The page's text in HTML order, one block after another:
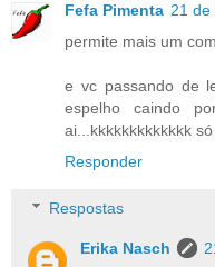
Fefa Pimenta 21 de
permite mais um
e vc passando de
espelho caindo
ai...kkkkkkkkkkkkk só
Responder
Respostas
Erika Nasch